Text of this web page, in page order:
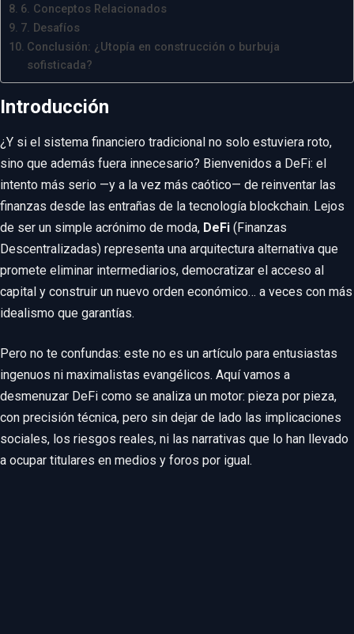
6. Conceptos Relacionados
7. Desafíos
Conclusión: ¿Utopía en construcción o burbuja
sofisticada?
Introducción
¿Y si el sistema financiero tradicional no solo estuviera roto,
sino que además fuera innecesario? Bienvenidos a DeFi: el
intento más serio —y a la vez más caótico— de reinventar las
finanzas desde las entrañas de la tecnología blockchain. Lejos
de ser un simple acrónimo de moda, DeFi (Finanzas
Descentralizadas) representa una arquitectura alternativa que
promete eliminar intermediarios, democratizar el acceso al
capital y construir un nuevo orden económico… a veces con más
idealismo que garantías.
Pero no te confundas: este no es un artículo para entusiastas
ingenuos ni maximalistas evangélicos. Aquí vamos a
desmenuzar DeFi como se analiza un motor: pieza por pieza,
con precisión técnica, pero sin dejar de lado las implicaciones
sociales, los riesgos reales, ni las narrativas que lo han llevado
a ocupar titulares en medios y foros por igual.